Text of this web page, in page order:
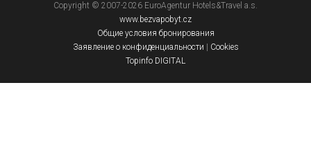
Copyright © 2007-2026 EuroAgentur Hotels&Travel a.s.
www.bezvapobyt.cz
Общие условия бронирования
Заявление о конфиденциальности
Cookies
Topinfo DIGITAL